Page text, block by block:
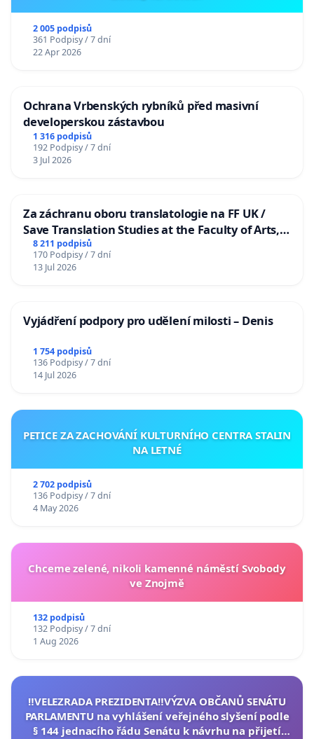
2 005 podpisů
361 Podpisy / 7 dní
22 Apr 2026
Ochrana Vrbenských rybníků před masivní
developerskou zástavbou
1 316 podpisů
192 Podpisy / 7 dní
3 Jul 2026
Za záchranu oboru translatologie na FF UK /
Save Translation Studies at the Faculty of Arts,
Charles University
8 211 podpisů
170 Podpisy / 7 dní
13 Jul 2026
Vyjádření podpory pro udělení milosti – Denis
1 754 podpisů
136 Podpisy / 7 dní
14 Jul 2026
PETICE ZA ZACHOVÁNÍ KULTURNÍHO CENTRA STALIN
NA LETNÉ
2 702 podpisů
136 Podpisy / 7 dní
4 May 2026
Chceme zelené, nikoli kamenné náměstí Svobody
ve Znojmě
132 podpisů
132 Podpisy / 7 dní
1 Aug 2026
‼️VELEZRADA PREZIDENTA‼️VÝZVA OBČANŮ SENÁTU
PARLAMENTU na vyhlášení veřejného slyšení podle
§ 144 jednacího řádu Senátu k návrhu na přijetí